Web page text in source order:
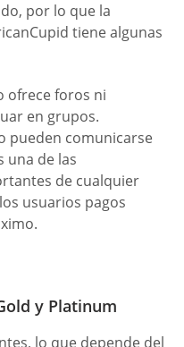
por lo que la
tiene algunas
ofrece foros ni
en grupos.
pueden comunicarse
una de las
de cualquier
usuarios pagos
y Platinum
lo que depende del